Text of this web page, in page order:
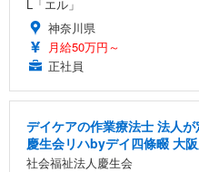
L「エル」
神奈川県
月給50万円～
正社員
デイケアの作業療法士 法人
慶生会リハbyデイ四條畷 大
社会福祉法人慶生会